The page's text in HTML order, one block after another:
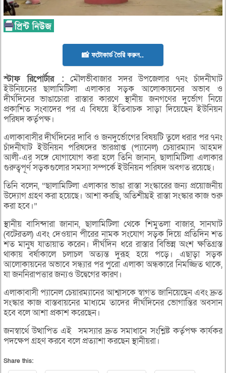
📸 ফটোকার্ড তৈরি করুন..
স্টাফরিপোর্টার : মৌলভীবাজার সদর উপজেলার ৭নং চাঁদনীঘাট
ইউনিয়নের ছালামিটিলা এলাকার সড়ক আলোকায়নের অভাব ও
দীর্ঘদিনের ভাঙাচোরা রাস্তার কারণে স্থানীয় জনগণের দুর্ভোগ নিয়ে
প্রকাশিত সংবাদের পর এ বিষয়ে ইতিবাচক সাড়া দিয়েছেন ইউনিয়ন
পরিষদ কর্তৃপক্ষ।
এলাকাবাসীর দীর্ঘদিনের দাবি ও জনদুর্ভোগের বিষয়টি তুলে ধরার পর ৭নং
চাঁদনীঘাট ইউনিয়ন পরিষদের ভারপ্রাপ্ত (প্যানেল) চেয়ারম্যান আহমদ
আলী-এর সঙ্গে যোগাযোগ করা হলে তিনি জানান, ছালামিটিলা এলাকার
গুরুত্বপূর্ণ সড়কগুলোর সমস্যা সম্পর্কে ইউনিয়ন পরিষদ অবগত রয়েছে।
তিনি বলেন, “ছালামিটিলা এলাকার ভাঙা রাস্তা সংস্কারের জন্য প্রয়োজনীয়
উদ্যোগ গ্রহণ করা হয়েছে। আশা করছি, অতিশীঘ্রই রাস্তা সংস্কার কাজ শুরু
করা হবে।”
স্থানীয় বাসিন্দারা জানান, ছালামিটিলা থেকে শিমুতলা বাজার, সানঘাট
(বটেরতল) এবং দেওয়ান পীরের নামক সংযোগ সড়ক দিয়ে প্রতিদিন শত
শত মানুষ যাতায়াত করেন। দীর্ঘদিন ধরে রাস্তার বিভিন্ন অংশ ক্ষতিগ্রস্ত
থাকায় বর্ষাকালে চলাচল অত্যন্ত দুরূহ হয়ে পড়ে। এছাড়া সড়ক
আলোকায়নের অভাবে সন্ধ্যার পর পুরো এলাকা অন্ধকারে নিমজ্জিত থাকে,
যা জননিরাপত্তার জন্যও উদ্বেগের কারণ।
এলাকাবাসী প্যানেল চেয়ারম্যানের আশ্বাসকে স্বাগত জানিয়েছেন এবং দ্রুত
সংস্কার কাজ বাস্তবায়নের মাধ্যমে তাদের দীর্ঘদিনের ভোগান্তির অবসান
হবে বলে আশা প্রকাশ করেছেন।
জনস্বার্থে উত্থাপিত এই সমস্যার দ্রুত সমাধানে সংশ্লিষ্ট কর্তৃপক্ষ কার্যকর
পদক্ষেপ গ্রহণ করবে বলে প্রত্যাশা করছেন স্থানীয়রা।
Share this: